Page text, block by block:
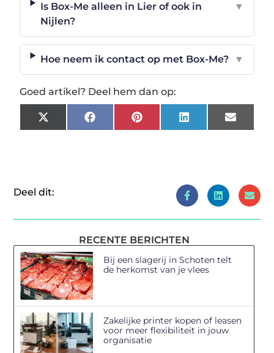
Is Box-Me alleen in Lier of ook in
Nijlen?
▼
Hoe neem ik contact op met Box-Me? ▼
Goed artikel? Deel hem dan op:
X
(Twitter)
FacebookPinterestLinkedInEmail
Deel dit:
RECENTE BERICHTEN
Bij een slagerij in Schoten telt
de herkomst van je vlees
Zakelijke printer kopen of leasen
voor meer flexibiliteit in jouw
organisatie